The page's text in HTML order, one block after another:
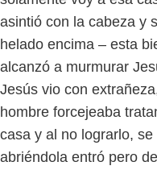
asintió con la cabeza y
helado encima – esta
alcanzó a murmurar
Jesús vio con
hombre forcejeaba
casa y al no lograrlo,
abriéndola entró pero